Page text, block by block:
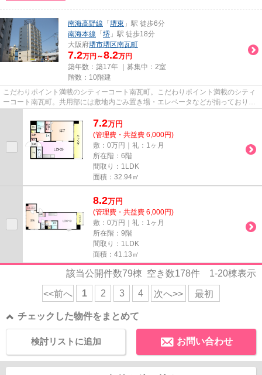
南海高野線 「 堺東 」駅 徒歩6分
南海本線 「 堺 」駅 徒歩18分
大阪府堺市堺区南瓦町
7.2万円～8.2万円
築年数：築17年 ｜募集中： 2室
階数：10階建
こだわりポイント満載のシティーコート南瓦町。こだわりポイント満載のシティ
ーコート南瓦町。共用部には敷地内ごみ置き場・エレベータなどが揃っており、
7.2万円
(管理費・共益費 6,000円)
敷：0万円｜礼：1ヶ月
所在階：6階
間取り：1LDK
面積：32.94㎡
8.2万円
(管理費・共益費 6,000円)
敷：0万円｜礼：1ヶ月
所在階：9階
間取り：1LDK
面積：41.13㎡
該当公開件数79棟 空き数178件 1-20棟表示
<<前へ 1 2 3 4 次へ>> 最初
チェックした物件をまとめて
お問い合わせ
検討リストに追加